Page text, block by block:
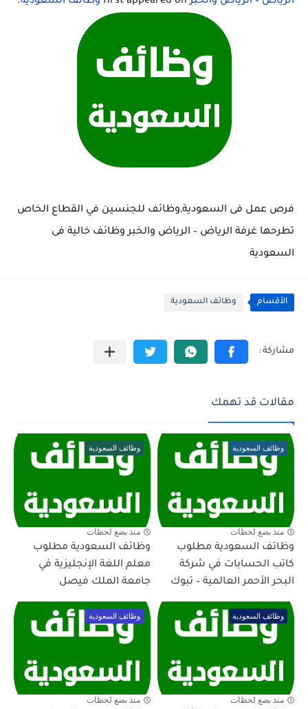
فرص عمل فى السعودية,وظائف للجنسين في القطاع الخاص
تطرحها غرفة الرياض – الرياض والخبر وظائف خالية فى
السعودية
الأقسام وظائف السعودية
مقالات قد تهمك
وظائف السعودية
منذ بضع لحظات
وظائف السعودية مطلوب
كاتب الحسابات في شركة
البحر الأحمر العالمية – تبوك
وظائف السعودية
منذ بضع لحظات
وظائف السعودية مطلوب
معلم اللغة الإنجليزية في
جامعة الملك فيصل
وظائف السعودية
منذ بضع لحظات
وظائف السعودية
منذ بضع لحظات